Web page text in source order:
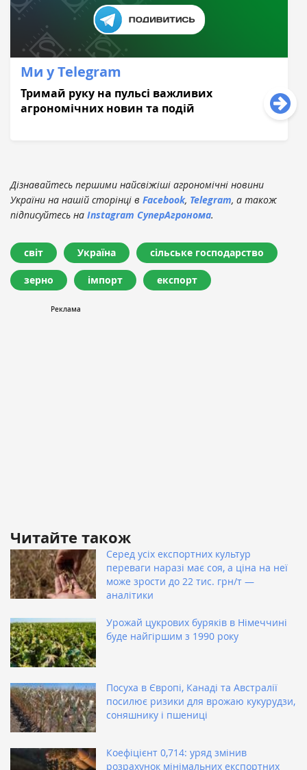
Ми у Telegram
Тримай руку на пульсі важливих
агрономічних новин та подій
Дізнавайтесь першими найсвіжіші агрономічні новини
України на нашій сторінці в Facebook, Telegram, а також
підписуйтесь на Instagram СуперАгронома.
світ Україна сільське господарство
зерно імпорт експорт
Читайте також
Серед усіх експортних культур
переваги наразі має соя, а ціна на неї
може зрости до 22 тис. грн/т —
аналітики
Урожай цукрових буряків в Німеччині
буде найгіршим з 1990 року
Посуха в Європі, Канаді та Австралії
посилює ризики для врожаю кукурудзи,
соняшнику і пшениці
Коефіцієнт 0,714: уряд змінив
розрахунок мінімальних експортних